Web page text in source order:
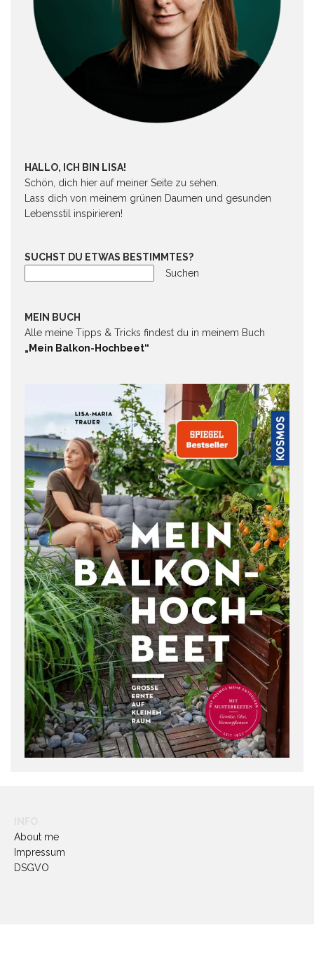
HALLO, ICH BIN LISA!
Schön, dich hier auf meiner Seite zu sehen.
Lass dich von meinem grünen Daumen und gesunden
Lebensstil inspirieren!
SUCHST DU ETWAS BESTIMMTES?
Suchen
MEIN BUCH
Alle meine Tipps & Tricks findest du in meinem Buch
„Mein Balkon-Hochbeet“
About me
Impressum
DSGVO